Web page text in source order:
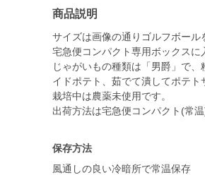
商品説明
サイズは画像の通りゴルフボール
宅急便コンパクト専用ボックスに
じゃがいもの種類は「男爵」で
イドポテト、茹でて潰してポテト
栽培中は農薬未使用です。
保存方法
風通しの良い冷暗所で常温保存